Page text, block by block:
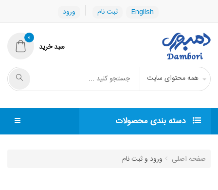
ورود ثبت نام English
0
سبد خرید
همه محتوای سایت
دسته بندی محصولات
صفحه اصلی ورود و ثبت نام